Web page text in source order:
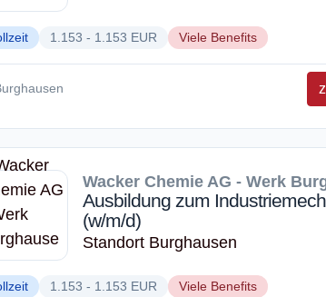
1.153 - 1.153 EUR Viele Benefits
Wacker Chemie AG - Werk
Ausbildung zum
(w/m/d)
Standort Burghausen
1.153 - 1.153 EUR Viele Benefits